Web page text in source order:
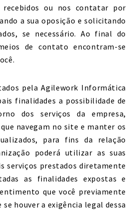
ou nos contatar por
a sua oposição e solicitando
se necessário. Ao final do
de contato encontram-se
pela Agilework Informática
finalidades a possibilidade de
dos serviços da empresa,
navegam no site e manter os
para fins da relação
poderá utilizar as suas
serviços prestados diretamente
as finalidades expostas e
que você previamente
se houver a exigência legal dessa